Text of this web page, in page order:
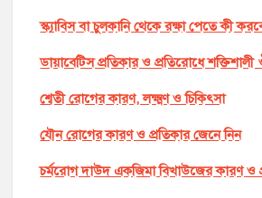
স্ক্যাবিস বা চুলকানি থেকে রক্ষা পেতে কী
ডায়াবেটিস প্রতিকার ও প্রতিরোধে
শ্বেতী রোগের কারণ, লক্ষ্মণ ও চিকিৎসা
যৌন রোগের কারণ ও প্রতিকার জেনে নিন
চর্মরোগ দাউদ একজিমা বিখাউজের কারণ ও